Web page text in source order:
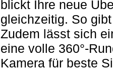
blickt Ihre neue
gleichzeitig. So
Zudem lässt sich
eine volle 360°-
Kamera für beste